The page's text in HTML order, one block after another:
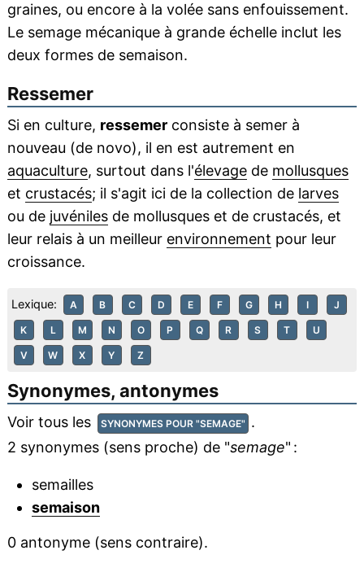
graines, ou encore à la volée sans enfouissement.
Le semage mécanique à grande échelle inclut les
deux formes de semaison.
Ressemer
Si en culture, ressemerconsiste à semer à
nouveau (de novo), il en est autrement en
aquaculture, surtout dans l'élevagede mollusques
et crustacés; il s'agit ici de la collection de larves
ou de juvénilesde mollusques et de crustacés, et
leur relais à un meilleur environnement pour leur
croissance.
Lexique: A B C D E F G H I J
K L M N O P Q R S T U
V W X Y Z
Synonymes, antonymes
Voir tous les SYNONYMES POUR "SEMAGE" .
2 synonymes (sens proche) de "semage" :
semailles
semaison
0 antonyme (sens contraire).